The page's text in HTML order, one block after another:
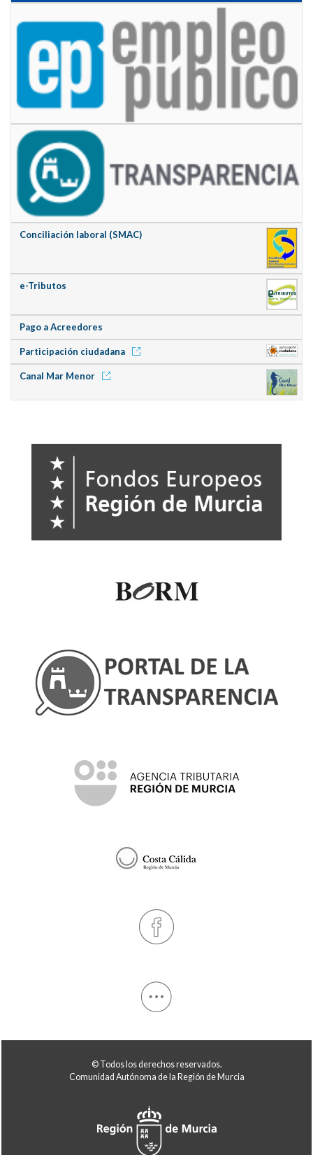
Conciliación laboral (SMAC)
e-Tributos
Pago a Acreedores
Participación ciudadana
Canal Mar Menor
© Todos los derechos reservados.
Comunidad Autónoma de la Región de Murcia